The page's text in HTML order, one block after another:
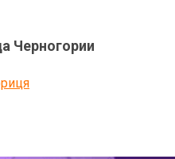
Черногории